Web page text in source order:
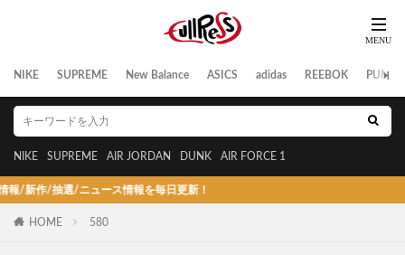
NIKE SUPREME New Balance ASICS adidas REEBOK PUMA
NIKE SUPREME AIR JORDAN DUNK AIR FORCE 1
/抽選/ニュース情報を毎日更新！
HOME 580